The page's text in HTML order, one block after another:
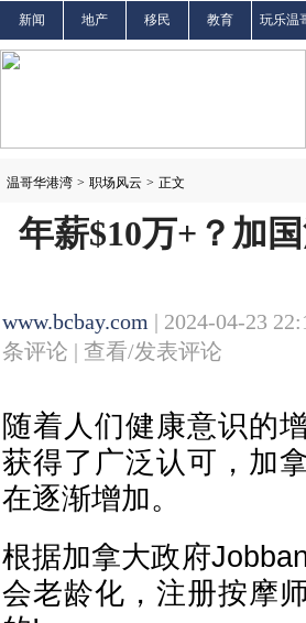
新闻 地产 移民 教育 玩乐温
温哥华港湾 > 职场风云 > 正文
年薪$10万+？加
www.bcbay.com | 2024-04-23
条评论 | 查看/发表评论
随着人们健康意识的
获得了广泛认可，加
在逐渐增加。
根据加拿大政府
会老龄化，注册按摩